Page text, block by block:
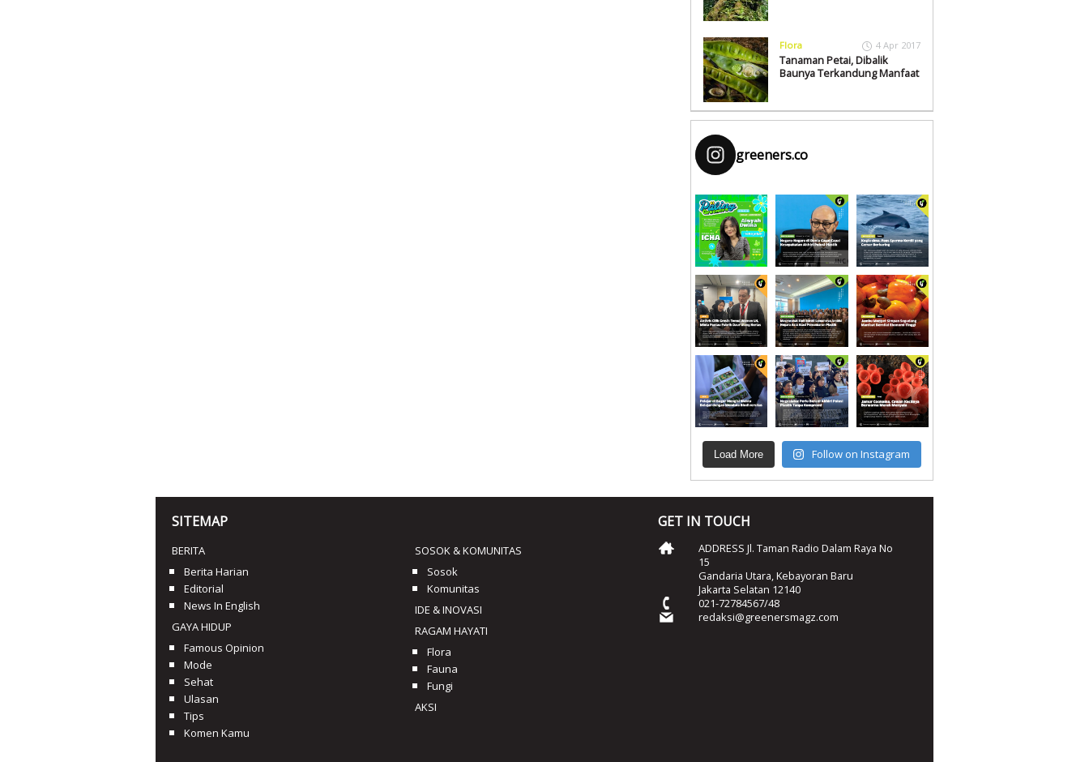
Flora 4 Apr 2017
Tanaman Petai, Dibalik
Baunya Terkandung Manfaat
greeners.co
Load More Follow on Instagram
SITEMAP
BERITA
Berita Harian
Editorial
News In English
GAYA HIDUP
Famous Opinion
Mode
Sehat
Ulasan
Tips
Komen Kamu
SOSOK & KOMUNITAS
Sosok
Komunitas
IDE & INOVASI
RAGAM HAYATI
Flora
Fauna
Fungi
AKSI
GET IN TOUCH
ADDRESS Jl. Taman Radio Dalam Raya No
15
Gandaria Utara, Kebayoran Baru
Jakarta Selatan 12140
021-72784567/48
redaksi@greenersmagz.com